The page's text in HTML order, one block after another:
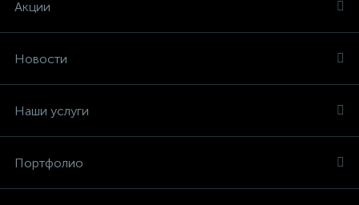
Акции
Новости
Наши услуги
Портфолио